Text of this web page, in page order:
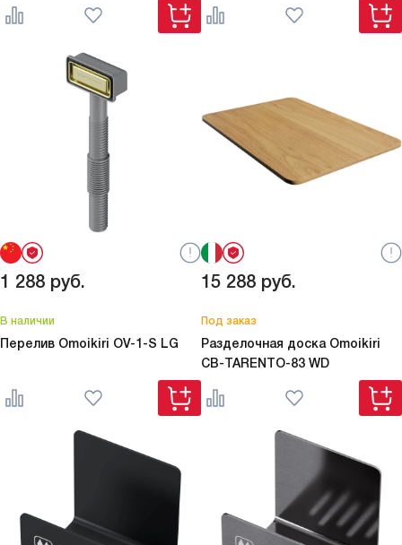
1 288 руб.
В наличии
Перелив Omoikiri OV-1-S LG
15 288 руб.
Под заказ
Разделочная доска Omoikiri
CB-TARENTO-83 WD